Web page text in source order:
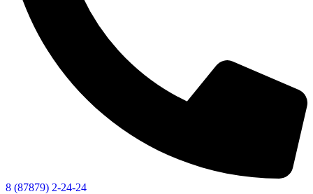
Об округе
8 (87879) 2-24-24